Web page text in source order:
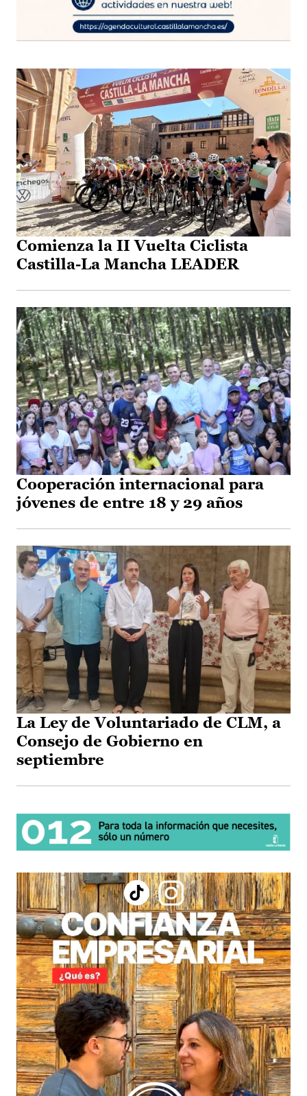
Comienza la II Vuelta Ciclista
Castilla-La Mancha LEADER
Cooperación internacional para
jóvenes de entre 18 y 29 años
La Ley de Voluntariado de CLM, a
Consejo de Gobierno en
septiembre